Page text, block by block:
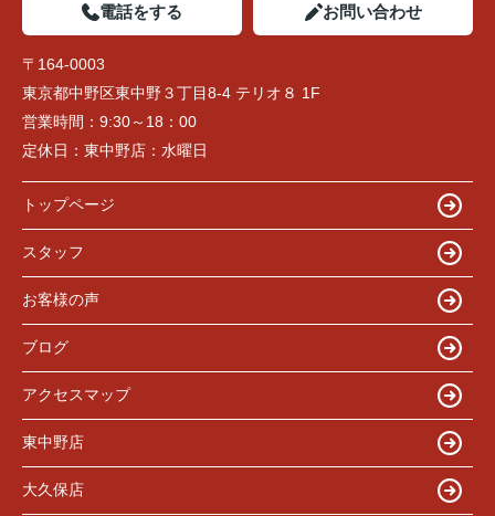
電話をする お問い合わせ
〒164-0003
東京都中野区東中野３丁目8-4 テリオ８ 1F
営業時間： 9:30～18：00
定休日： 東中野店：水曜日
トップページ
スタッフ
お客様の声
ブログ
アクセスマップ
東中野店
大久保店